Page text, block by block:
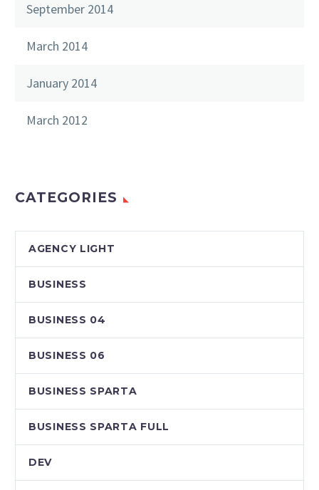
September 2014
March 2014
January 2014
March 2012
CATEGORIES
AGENCY LIGHT
BUSINESS
BUSINESS 04
BUSINESS 06
BUSINESS SPARTA
BUSINESS SPARTA FULL
DEV